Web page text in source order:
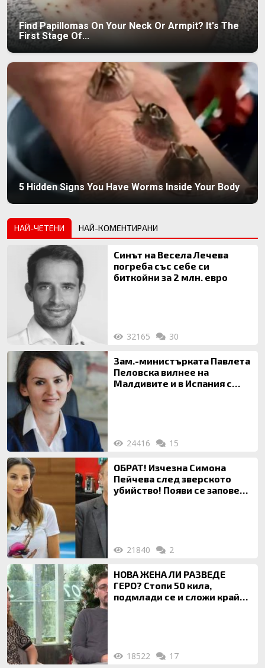
Find Papillomas On Your Neck Or Armpit? It's The
First Stage Of...
5 Hidden Signs You Have Worms Inside Your Body
НАЙ-ЧЕТЕНИ НАЙ-КОМЕНТИРАНИ
Синът на Весела Лечева
погреба със себе си
биткойни за 2 млн. евро
32165 30
Зам.-министърката Павлета
Пеловска вилнее на
Малдивите и в Испания с
24416 15
ОБРАТ! Изчезна Симона
Пейчева след зверското
убийство! Появи се заповед
21840 2
НОВА ЖЕНА ЛИ РАЗВЕДЕ
ГЕРО? Стопи 50 кила,
подмлади се и сложи край
18522 17